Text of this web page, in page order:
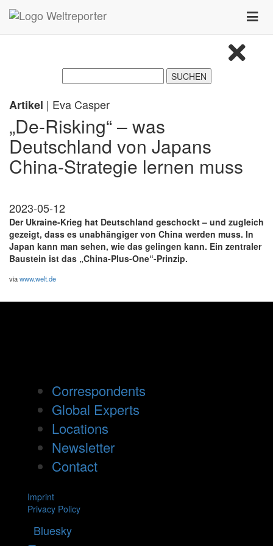
Zum Inhalt springen
Toggle
Artikel | Eva Casper
„De-Risking“ – was
Deutschland von Japans
China-Strategie lernen muss
2023-05-12
Der Ukraine-Krieg hat Deutschland geschockt – und zugleich
gezeigt, dass es unabhängiger von China werden muss. In
Japan kann man sehen, wie das gelingen kann. Ein zentraler
Baustein ist das „China-Plus-One“-Prinzip.
viawww.welt.de
Correspondents
Global Experts
Locations
Newsletter
Contact
Imprint
Privacy Policy
Bluesky